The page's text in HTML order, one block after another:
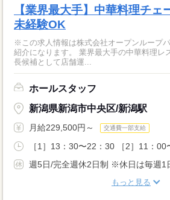
【業界最大手】中華料理チ
未経験OK
※この求人情報は株式会社オープンループ
紹介になります。 業界最大手の中華料理レ
長候補として店舗運...
ホールスタッフ
新潟県新潟市中央区/新潟駅
月給229,500円～ 交通費一部支給
［1］13：30〜22：30 ［2］11：00
週5日/完全週休2日制 ※休日は毎週1
もっと見る